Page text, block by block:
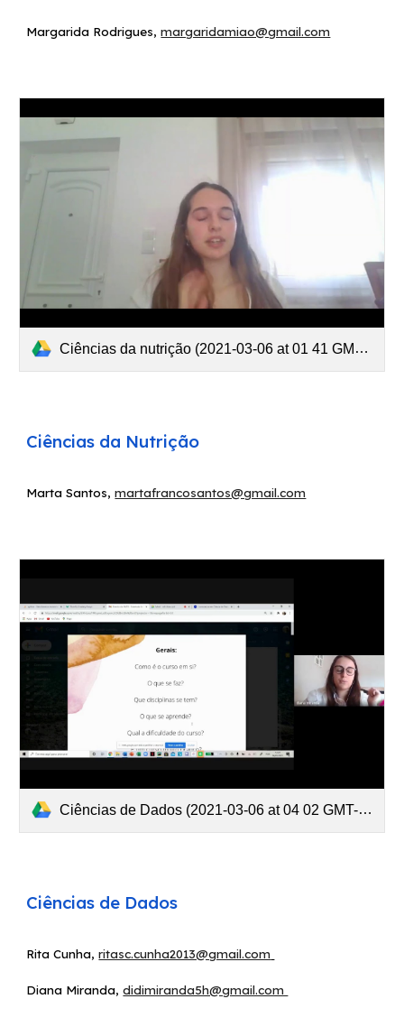
Margarida Rodrigues,margaridamiao@gmail.com
Ciências da nutrição (2021-03-06 at 01 41 GMT-8).mp4
Ciências da Nutrição
Marta Santos,martafrancosantos@gmail.com
Ciências de Dados (2021-03-06 at 04 02 GMT-8).mp4
Ciências de Dados
Rita Cunha,ritasc.cunha2013@gmail.com
Diana Miranda,didimiranda5h@gmail.com